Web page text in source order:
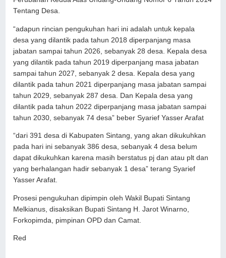
Tentang Desa.
“adapun rincian pengukuhan hari ini adalah untuk kepala
desa yang dilantik pada tahun 2018 diperpanjang masa
jabatan sampai tahun 2026, sebanyak 28 desa. Kepala desa
yang dilantik pada tahun 2019 diperpanjang masa jabatan
sampai tahun 2027, sebanyak 2 desa. Kepala desa yang
dilantik pada tahun 2021 diperpanjang masa jabatan sampai
tahun 2029, sebanyak 287 desa. Dan Kepala desa yang
dilantik pada tahun 2022 diperpanjang masa jabatan sampai
tahun 2030, sebanyak 74 desa” beber Syarief Yasser Arafat
“dari 391 desa di Kabupaten Sintang, yang akan dikukuhkan
pada hari ini sebanyak 386 desa, sebanyak 4 desa belum
dapat dikukuhkan karena masih berstatus pj dan atau plt dan
yang berhalangan hadir sebanyak 1 desa” terang Syarief
Yasser Arafat.
Prosesi pengukuhan dipimpin oleh Wakil Bupati Sintang
Melkianus, disaksikan Bupati Sintang H. Jarot Winarno,
Forkopimda, pimpinan OPD dan Camat.
Red